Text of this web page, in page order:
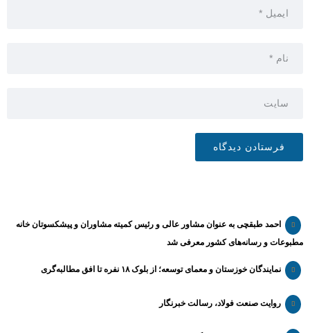
احمد طبقچی به عنوان مشاور عالی و رئیس کمیته مشاوران و پیشکسوتان خانه
مطبوعات و رسانه‌های کشور معرفی شد
نمایندگان خوزستان و معمای توسعه؛ از بلوک ۱۸ نفره تا افق مطالبه‌گری
روایت صنعت فولاد،‌ رسالت خبرنگار